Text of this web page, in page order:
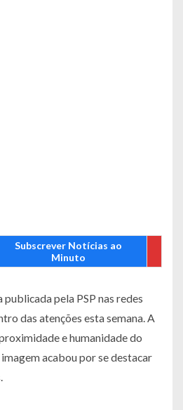
Subscrever Notícias ao
Minuto
pela PSP nas redes
das atenções esta semana. A
e humanidade do
acabou por se destacar